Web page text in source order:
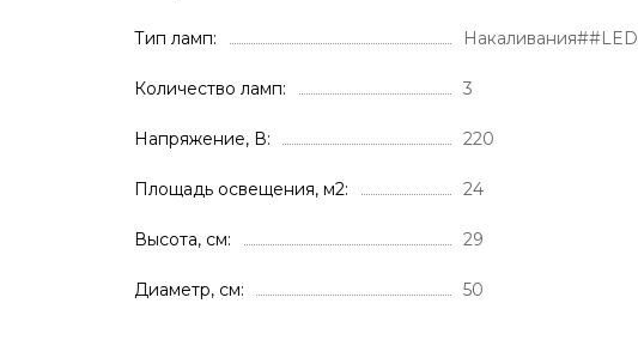
Тип ламп Накаливания##LED
Количество ламп 3
Напряжение, В 220
Площадь освещения, м2 24
Высота, см 29
Диаметр, см 50